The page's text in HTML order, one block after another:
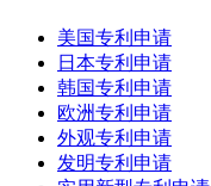
美国专利申请
日本专利申请
韩国专利申请
欧洲专利申请
外观专利申请
发明专利申请